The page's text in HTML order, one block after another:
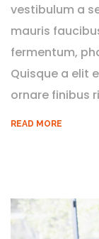
vestibulum a
mauris
fermentum,
Quisque a elit
ornare finibus
READ MORE